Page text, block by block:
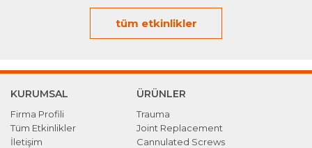
tüm etkinlikler
KURUMSAL
Firma Profili
Tüm Etkinlikler
İletişim
ÜRÜNLER
Trauma
Joint Replacement
Cannulated Screws